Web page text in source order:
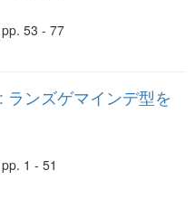
53 - 77
ランズゲマインデ型を
1 - 51